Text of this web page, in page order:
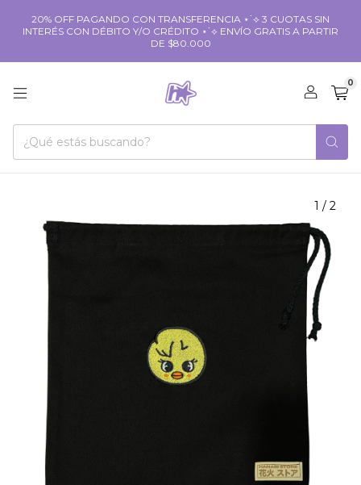
20% OFF PAGANDO CON TRANSFERENCIA ⋆˙⟡ 3 CUOTAS SIN
INTERÉS CON DÉBITO Y/O CRÉDITO ⋆˙⟡ ENVÍO GRATIS A PARTIR
DE $80.000
0
1 / 2